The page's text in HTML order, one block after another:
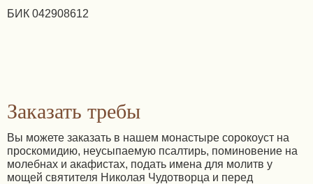
БИК 042908612
Заказать требы
Вы можете заказать в нашем монастыре сорокоуст на
проскомидию, неусыпаемую псалтирь, поминовение на
молебнах и акафистах, подать имена для молитв у
мощей святителя Николая Чудотворца и перед